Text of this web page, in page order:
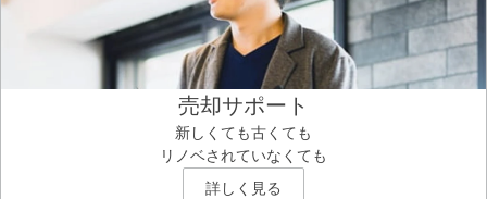
売却サポート
新しくても古くても
リノベされていなくても
詳しく見る